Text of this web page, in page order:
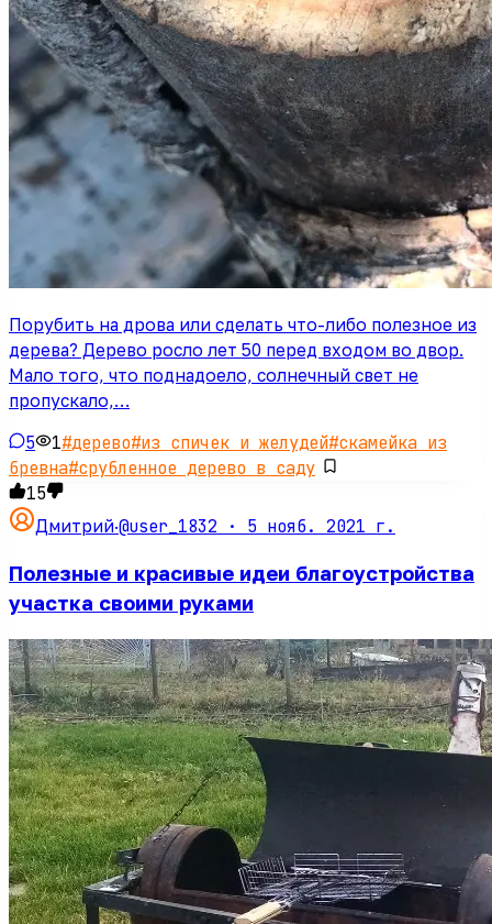
Порубить на дрова или сделать что-либо полезное из
дерева? Дерево росло лет 50 перед входом во двор.
Мало того, что поднадоело, солнечный свет не
пропускало,…
5 1#дерево#из спичек и желудей#скамейка из
бревна#срубленное дерево в саду
15
Дмитрий·@user_1832 · 5 нояб. 2021 г.
Полезные и красивые идеи благоустройства
участка своими руками